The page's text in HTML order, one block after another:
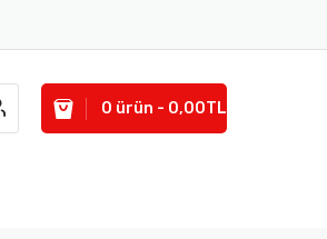
0 ürün - 0,00TL